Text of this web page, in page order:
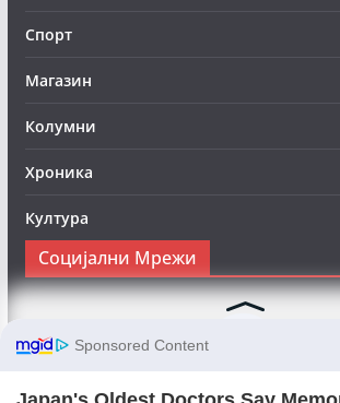
Спорт
Магазин
Колумни
Хроника
Култура
Социјални Мрежи